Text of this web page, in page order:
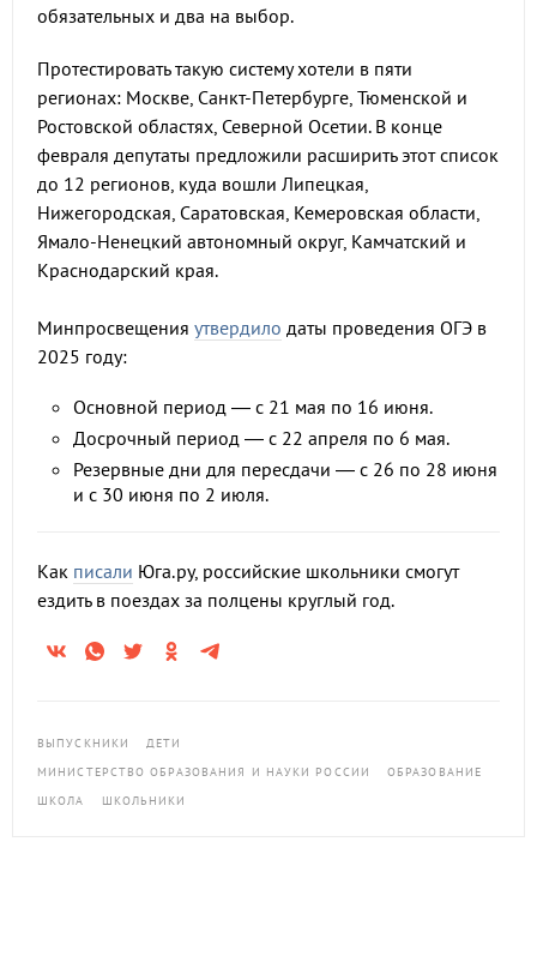
обязательных и два на выбор.
Протестировать такую систему хотели в пяти
регионах: Москве, Санкт-Петербурге, Тюменской и
Ростовской областях, Северной Осетии. В конце
февраля депутаты предложили расширить этот список
до 12 регионов, куда вошли Липецкая,
Нижегородская, Саратовская, Кемеровская области,
Ямало-Ненецкий автономный округ, Камчатский и
Краснодарский края.
Минпросвещения утвердило даты проведения ОГЭ в
2025 году:
Основной период — с 21 мая по 16 июня.
Досрочный период — с 22 апреля по 6 мая.
Резервные дни для пересдачи — с 26 по 28 июня
и с 30 июня по 2 июля.
Как писали Юга.ру, российские школьники смогут
ездить в поездах за полцены круглый год.
ВЫПУСКНИКИ
ДЕТИ
МИНИСТЕРСТВО ОБРАЗОВАНИЯ И НАУКИ РОССИИ
ОБРАЗОВАНИЕ
ШКОЛА
ШКОЛЬНИКИ